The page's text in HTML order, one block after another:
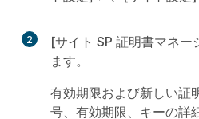
2 [サイト SP 証明書マネー
ます。
有効期限および新しい証
号、有効期限、キーの詳